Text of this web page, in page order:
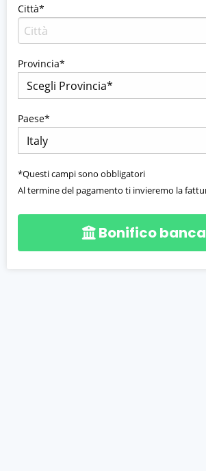
Città*
Provincia*
Paese*
*Questi campi sono obbligatori
Al termine del pagamento ti invieremo la
Bonifico